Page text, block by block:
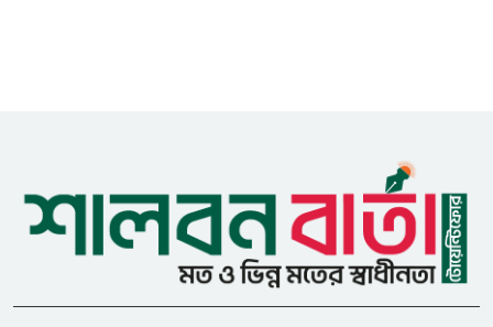
সহযোগিতা চাইলেন সাইফুল ইসলাম
ধনবাড়ীতে এইচএসসি পরীক্ষার্থীর
মৃত্যুর ঘটনায় প্রেমিকের শাস্তির
দাবিতে মানববন্ধন